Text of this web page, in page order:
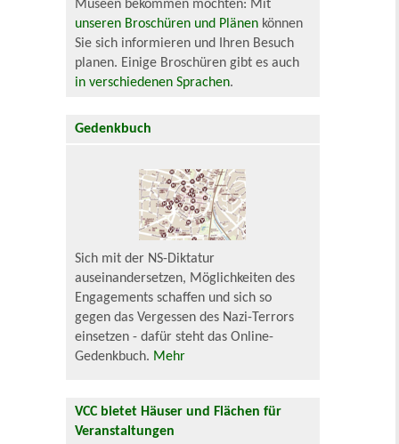
Museen bekommen möchten: Mit
unseren Broschüren und Plänen können
Sie sich informieren und Ihren Besuch
planen. Einige Broschüren gibt es auch
in verschiedenen Sprachen.
Gedenkbuch
Sich mit der NS-Diktatur
auseinandersetzen, Möglichkeiten des
Engagements schaffen und sich so
gegen das Vergessen des Nazi-Terrors
einsetzen - dafür steht das Online-
Gedenkbuch. Mehr
VCC bietet Häuser und Flächen für
Veranstaltungen